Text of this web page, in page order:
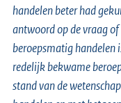
handelen beter had
antwoord op de vraag
beroepsmatig handelen
redelijk bekwame
stand van de